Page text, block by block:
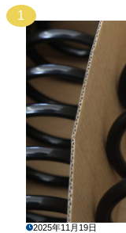
1
2025年11月19日